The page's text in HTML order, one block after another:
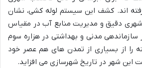
اند. کشف این سیستم لوله کشی، نشان
شهری دقیق و مدیریت منابع آب در مقیاس
مدنی و بهداشتی در هزاره سوم
را از بسیاری از تمدن های هم عصر خود
این شهر در تاریخ شهرسازی می افزاید.